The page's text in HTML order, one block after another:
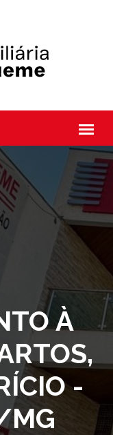
À
-
MG